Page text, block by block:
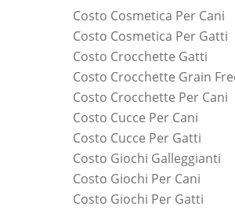
Costo Cosmetica Per Cani
Costo Cosmetica Per Gatti
Costo Crocchette Gatti
Costo Crocchette Grain
Costo Crocchette Per Cani
Costo Cucce Per Cani
Costo Cucce Per Gatti
Costo Giochi Galleggianti
Costo Giochi Per Cani
Costo Giochi Per Gatti